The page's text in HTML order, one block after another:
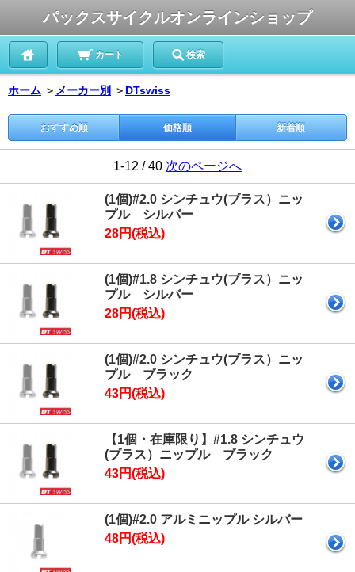
パックスサイクルオンラインショップ
カート 検索
ホーム ＞ メーカー別 ＞ DTswiss
おすすめ順 価格順 新着順
1-12 / 40 次のページへ
(1個)#2.0 シンチュウ(ブラス）ニッ
プル シルバー
28円(税込)
(1個)#1.8 シンチュウ(ブラス）ニッ
プル シルバー
28円(税込)
(1個)#2.0 シンチュウ(ブラス）ニッ
プル ブラック
43円(税込)
【1個・在庫限り】#1.8 シンチュウ
(ブラス）ニップル ブラック
43円(税込)
(1個)#2.0 アルミニップル シルバー
48円(税込)